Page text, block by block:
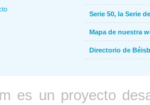
Serie 50, la Serie
Mapa de nuestra
Directorio de
es un proyecto